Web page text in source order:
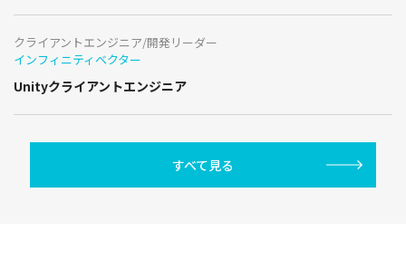
クライアントエンジニア/開発リーダー
インフィニティベクター
Unityクライアントエンジニア
すべて見る